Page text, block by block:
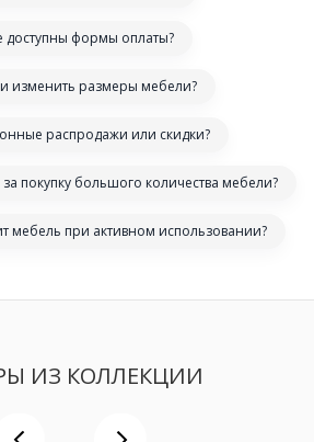
доступны формы оплаты?
изменить размеры мебели?
распродажи или скидки?
за покупку большого количества мебели?
мебель при активном использовании?
ИЗ КОЛЛЕКЦИИ